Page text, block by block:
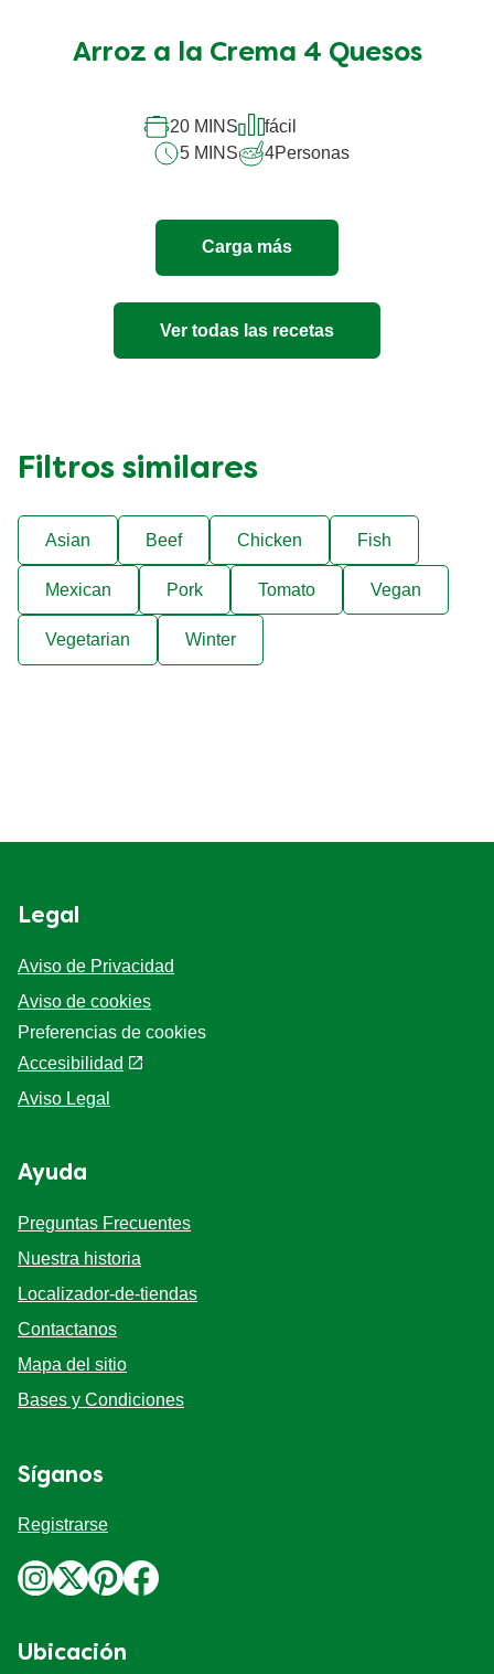
de
a
la
Crema
5.0
de
de
1
calificaciones.
Arroz a la Crema 4 Quesos
20 MINS
fácil
5 MINS
4Personas
Carga más
Ver todas las recetas
Filtros similares
Asian Beef Chicken Fish
Mexican Pork Tomato Vegan
Vegetarian Winter
Legal
Aviso de Privacidad
Aviso de cookies
Preferencias de cookies
Accesibilidad
Aviso Legal
Ayuda
Preguntas Frecuentes
Nuestra historia
Localizador-de-tiendas
Contactanos
Mapa del sitio
Bases y Condiciones
Síganos
Registrarse
Ubicación